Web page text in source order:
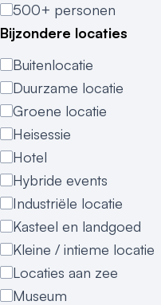
500+ personen
Bijzondere locaties
Buitenlocatie
Duurzame locatie
Groene locatie
Heisessie
Hotel
Hybride events
Industriële locatie
Kasteel en landgoed
Kleine / intieme locatie
Locaties aan zee
Museum